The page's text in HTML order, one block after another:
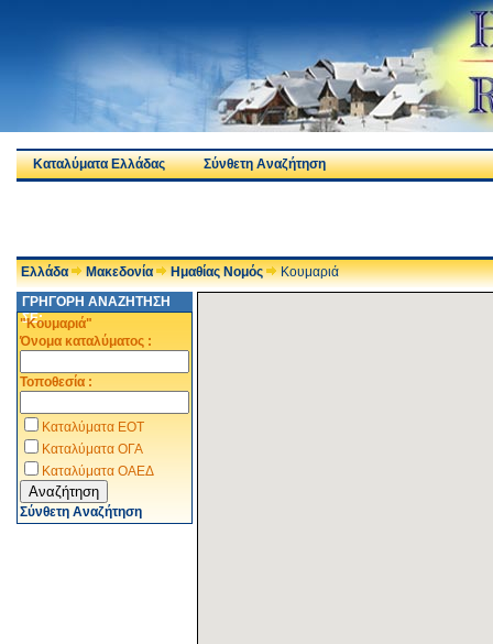
Καταλύματα Ελλάδας Σύνθετη Αναζήτηση
Ελλάδα Μακεδονία Ημαθίας Νομός
Κουμαριά
ΓΡΗΓΟΡΗ ΑΝΑΖΗΤΗΣΗ
ΣΕ:
"Κουμαριά"
Όνομα καταλύματος :
Τοποθεσία :
Καταλύματα ΕΟΤ
Καταλύματα ΟΓΑ
Καταλύματα ΟΑΕΔ
Σύνθετη Αναζήτηση